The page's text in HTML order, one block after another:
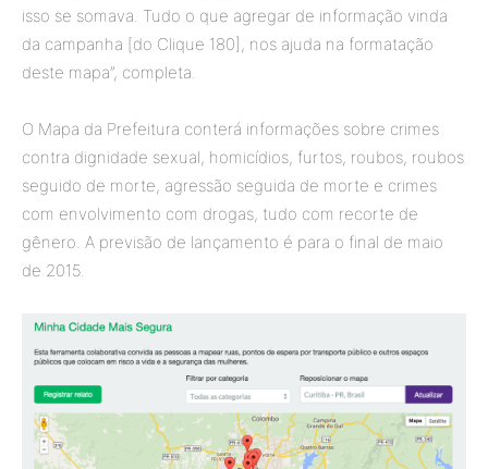
isso se somava. Tudo o que agregar de informação vinda
da campanha [do Clique 180], nos ajuda na formatação
deste mapa”, completa.
O Mapa da Prefeitura conterá informações sobre crimes
contra dignidade sexual, homicídios, furtos, roubos, roubos
seguido de morte, agressão seguida de morte e crimes
com envolvimento com drogas, tudo com recorte de
gênero. A previsão de lançamento é para o final de maio
de 2015.